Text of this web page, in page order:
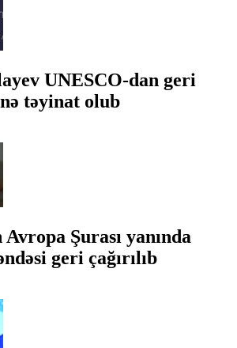
UNESCO-dan geri
təyinat olub
Şurası yanında
geri çağırılıb